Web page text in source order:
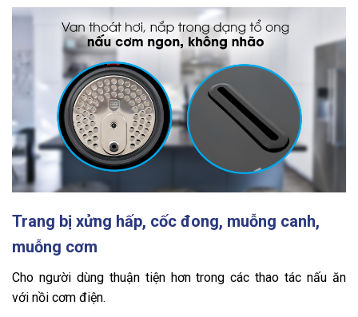
Trang bị xửng hấp, cốc đong, muỗng canh,
muỗng cơm
Cho người dùng thuận tiện hơn trong các thao tác nấu ăn
với nồi cơm điện.